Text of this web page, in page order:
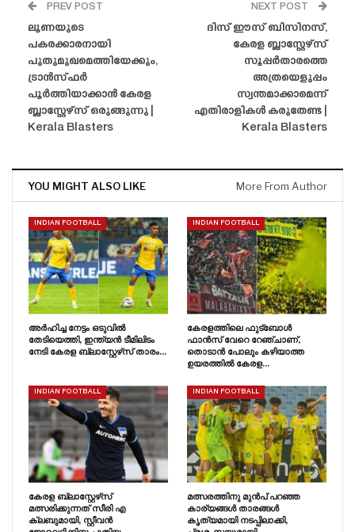
PREV POST
ലൂണയുടെ
പകരക്കാരനായി
പുതുമുഖമെത്തിയേക്കും,
ട്രാൻസ്‌ഫർ
പൂർത്തിയാക്കാൻ കേരള
ബ്ലാസ്റ്റേഴ്‌സ് ഒരുങ്ങുന്നു |
Kerala Blasters
NEXT POST
ദിസ് ഈസ് ബിസിനസ്,
കേരള ബ്ലാസ്റ്റേഴ്‌സ്
സൂപ്പർതാരത്തെ
അത്രയെളുപ്പം
സ്വന്തമാക്കാമെന്ന്
എതിരാളികൾ കരുതേണ്ട |
Kerala Blasters
YOU MIGHT ALSO LIKE More From Author
INDIAN FOOTBALL
അർഹിച്ച നേട്ടം ഒടുവിൽ
തേടിയെത്തി, ഇന്ത്യൻ ടീമിലിടം
നേടി കേരള ബ്ലാസ്റ്റേഴ്‌സ് താരം…
INDIAN FOOTBALL
കേരളത്തിലെ ഫുട്ബോൾ
ഫാൻസ്‌ വേറെ റേഞ്ചാണ്,
തൊടാൻ പോലും കഴിയാത്ത
ഉയരത്തിൽ കേരള…
INDIAN FOOTBALL
കേരള ബ്ലാസ്റ്റേഴ്‌സ്
മത്സരിക്കുന്നത് സീരി എ
ക്ലബുമായി, സ്റ്റീവൻ
INDIAN FOOTBALL
മത്സരത്തിനു മുൻപ് പറഞ്ഞ
കാര്യങ്ങൾ താരങ്ങൾ
കൃത്യമായി നടപ്പിലാക്കി,